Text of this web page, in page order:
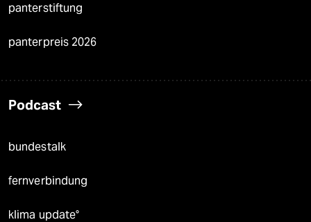
panterstiftung
panterpreis 2026
Podcast
bundestalk
fernverbindung
klima update°